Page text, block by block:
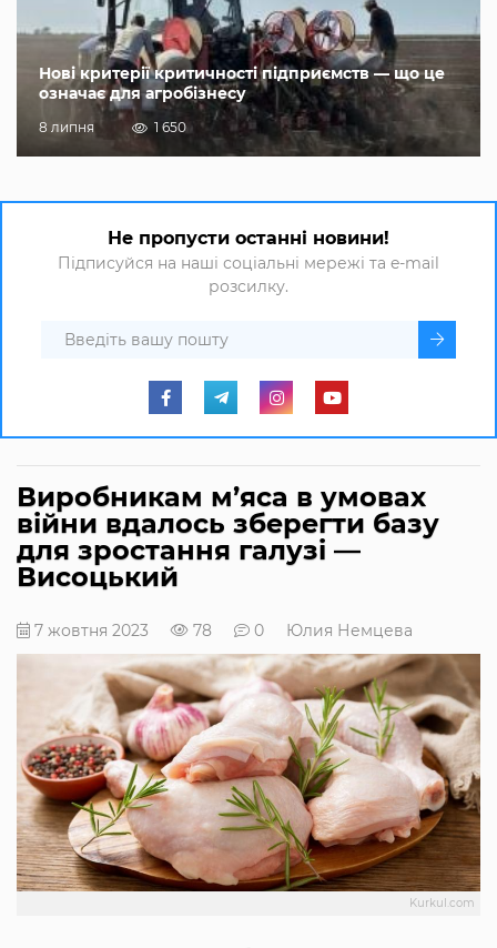
Нові критерії критичності підприємств — що це
означає для агробізнесу
8 липня 1 650
Не пропусти останні новини!
Підписуйся на наші соціальні мережі та e-mail
розсилку.
Виробникам м’яса в умовах
війни вдалось зберегти базу
для зростання галузі —
Висоцький
7 жовтня 2023 78 0 Юлия Немцева
Kurkul.com